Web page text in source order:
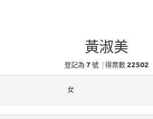
黃淑美
登記為 7 號 得票數 22502
女